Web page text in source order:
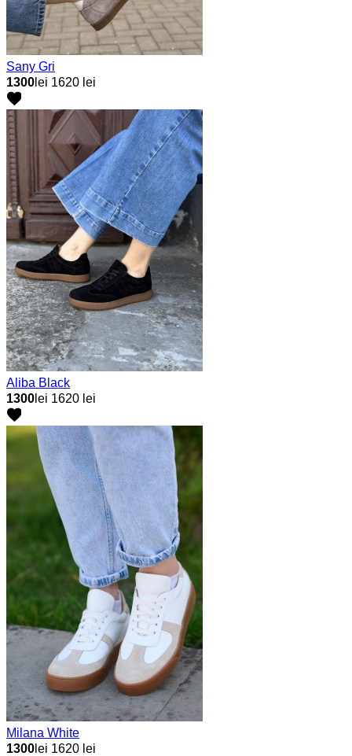
Sany Gri
1300 lei 1620 lei
Aliba Black
1300 lei 1620 lei
Milana White
1300 lei 1620 lei